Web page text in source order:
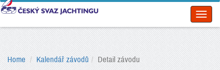
Home Kalendář závodů Detail závodu